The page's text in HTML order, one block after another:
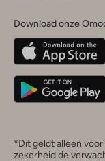
Belgique
Download onze
*Dit geldt alleen
zekerheid de